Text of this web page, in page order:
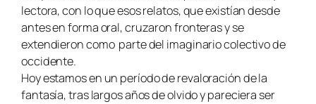
lectora, con lo que esos relatos, que existían desde
antes en forma oral, cruzaron fronteras y se
extendieron como parte del imaginario colectivo de
occidente.
Hoy estamos en un período de revaloración de la
fantasía, tras largos años de olvido y pareciera ser